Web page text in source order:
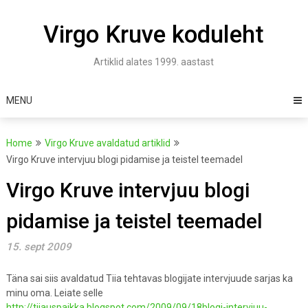
Virgo Kruve koduleht
Artiklid alates 1999. aastast
MENU
Home
Virgo Kruve avaldatud artiklid
Virgo Kruve intervjuu blogi pidamise ja teistel teemadel
Virgo Kruve intervjuu blogi
pidamise ja teistel teemadel
15. sept 2009
Täna sai siis avaldatud Tiia tehtavas blogijate intervjuude sarjas ka
minu oma. Leiate selle